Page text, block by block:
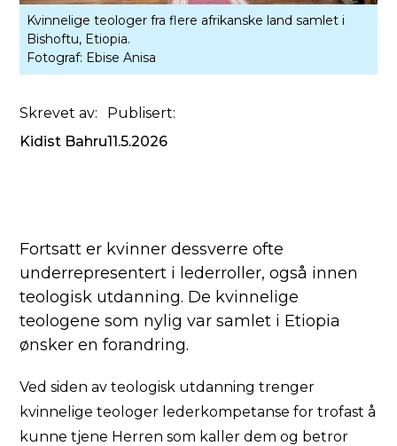
Kvinnelige teologer fra flere afrikanske land samlet i
Bishoftu, Etiopia.
Fotograf: Ebise Anisa
Skrevet av:
Kidist Bahru
Publisert:
11.5.2026
Fortsatt er kvinner dessverre ofte
underrepresentert i lederroller, også innen
teologisk utdanning. De kvinnelige
teologene som nylig var samlet i Etiopia
ønsker en forandring.
Ved siden av teologisk utdanning trenger
kvinnelige teologer lederkompetanse for trofast å
kunne tjene Herren som kaller dem og betror